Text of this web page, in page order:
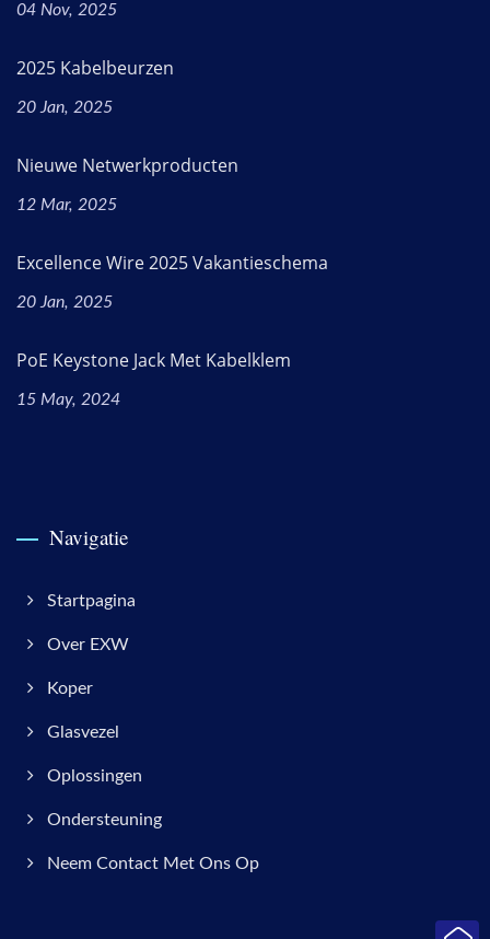
04 Nov, 2025
2025 Kabelbeurzen
20 Jan, 2025
Nieuwe Netwerkproducten
12 Mar, 2025
Excellence Wire 2025 Vakantieschema
20 Jan, 2025
PoE Keystone Jack Met Kabelklem
15 May, 2024
Navigatie
Startpagina
Over EXW
Koper
Glasvezel
Oplossingen
Ondersteuning
Neem Contact Met Ons Op